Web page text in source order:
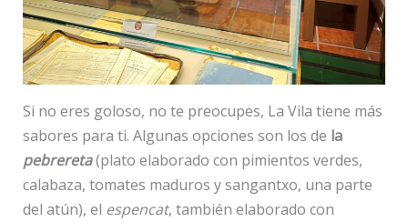
Si no eres goloso, no te preocupes, La Vila tiene más
sabores para ti. Algunas opciones son los de la
pebrereta(plato elaborado con pimientos verdes,
calabaza, tomates maduros y sangantxo, una parte
del atún), el espencat, también elaborado con